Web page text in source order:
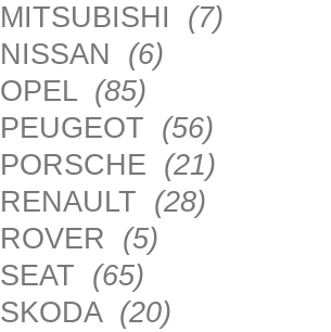
MITSUBISHI (7)
NISSAN (6)
OPEL (85)
PEUGEOT (56)
PORSCHE (21)
RENAULT (28)
ROVER (5)
SEAT (65)
SKODA (20)